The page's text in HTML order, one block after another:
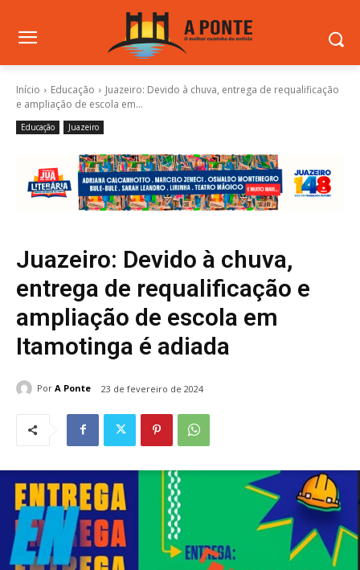
Início Educação
Juazeiro: Devido à chuva, entrega de requalificação
e ampliação de escola em...
Educação Juazeiro
Juazeiro: Devido à chuva,
entrega de requalificação e
ampliação de escola em
Itamotinga é adiada
Por A Ponte 23 de fevereiro de 2024